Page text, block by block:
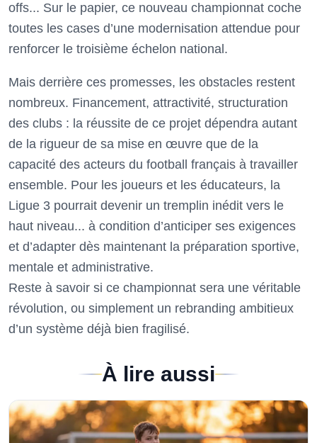
offs... Sur le papier, ce nouveau championnat coche
toutes les cases d’une modernisation attendue pour
renforcer le troisième échelon national.
Mais derrière ces promesses, les obstacles restent
nombreux. Financement, attractivité, structuration
des clubs : la réussite de ce projet dépendra autant
de la rigueur de sa mise en œuvre que de la
capacité des acteurs du football français à travailler
ensemble. Pour les joueurs et les éducateurs, la
Ligue 3 pourrait devenir un tremplin inédit vers le
haut niveau... à condition d’anticiper ses exigences
et d’adapter dès maintenant la préparation sportive,
mentale et administrative.
Reste à savoir si ce championnat sera une véritable
révolution, ou simplement un rebranding ambitieux
d’un système déjà bien fragilisé.
À lire aussi